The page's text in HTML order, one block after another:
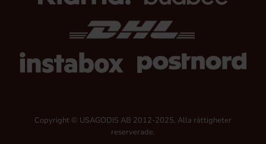
Copyright © USAGODIS AB 2012-2025, Alla rättigheter
reserverade.